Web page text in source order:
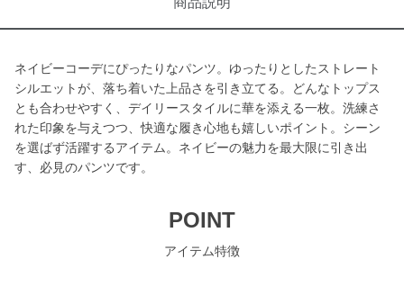
ネイビーコーデにぴったりなパンツ。ゆったりとしたストレート
シルエットが、落ち着いた上品さを引き立てる。どんなトップス
とも合わせやすく、デイリースタイルに華を添える一枚。洗練さ
れた印象を与えつつ、快適な履き心地も嬉しいポイント。シーン
を選ばず活躍するアイテム。ネイビーの魅力を最大限に引き出
す、必見のパンツです。
POINT
アイテム特徴